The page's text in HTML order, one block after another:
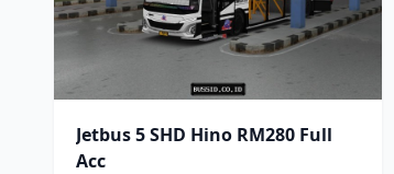
Jetbus 5 SHD Hino RM280 Full
Acc